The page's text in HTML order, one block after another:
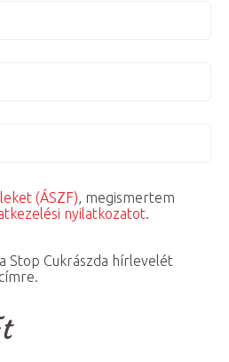
(ÁSZF), megismertem
nyilatkozatot.
Stop Cukrászda hírlevelét